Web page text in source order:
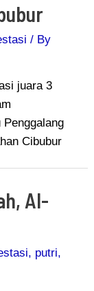
/ By
juara 3
Cibubur
Al-
, putri,